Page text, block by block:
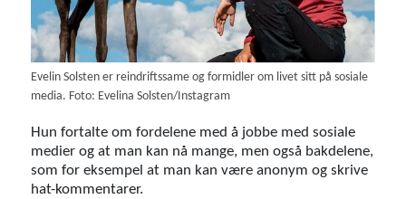
Evelin Solsten er reindriftssame og formidler om livet sitt på sosiale
media. Foto: Evelina Solsten/Instagram
Hun fortalte om fordelene med å jobbe med sosiale
medier og at man kan nå mange, men også bakdelene,
som for eksempel at man kan være anonym og skrive
hat-kommentarer.